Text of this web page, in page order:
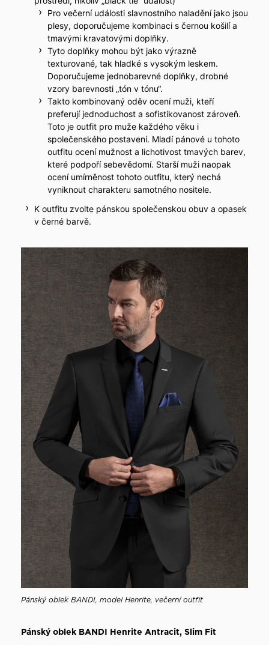
Pro večerní události slavnostního naladění jako jsou
plesy, doporučujeme kombinaci s černou košilí a
tmavými kravatovými doplňky.
Tyto doplňky mohou být jako výrazně
texturované, tak hladké s vysokým leskem.
Doporučujeme jednobarevné doplňky, drobné
vzory barevnosti „tón v tónu“.
Takto kombinovaný oděv ocení muži, kteří
preferují jednoduchost a sofistikovanost zároveň.
Toto je outfit pro muže každého věku i
společenského postavení. Mladí pánové u tohoto
outfitu ocení mužnost a lichotivost tmavých barev,
které podpoří sebevědomí. Starší muži naopak
ocení umírněnost tohoto outfitu, který nechá
vyniknout charakteru samotného nositele.
K outfitu zvolte pánskou společenskou obuv a opasek
v černé barvě.
Pánský oblek BANDI, model Henrite, večerní outfit
Pánský oblek BANDI Henrite Antracit, Slim Fit